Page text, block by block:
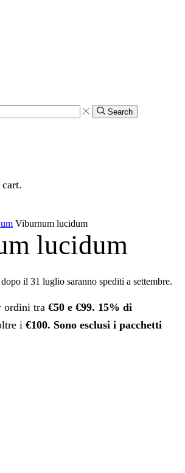
Search
Viburnum lucidum
lucidum
il 31 luglio saranno spediti a settembre.
ordini tra €50 e €99. 15% di
i €100. Sono esclusi i pacchetti